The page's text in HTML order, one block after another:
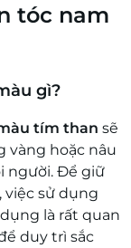
tóc nam
gì?
tím than sẽ
vàng hoặc nâu
người. Để giữ
việc sử dụng
là rất quan
duy trì sắc